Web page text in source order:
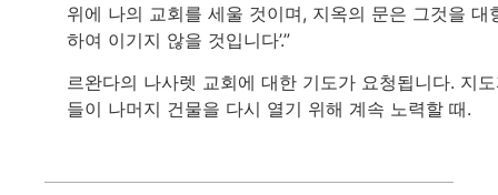
위에 나의 교회를 세울 것이며, 지옥의 문은 그것을 대
하여 이기지 않을 것입니다’.”
르완다의 나사렛 교회에 대한 기도가 요청됩니다. 지
들이 나머지 건물을 다시 열기 위해 계속 노력할 때.